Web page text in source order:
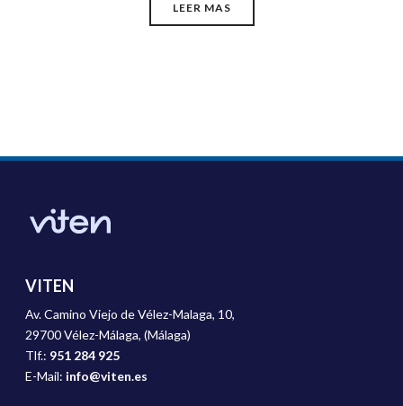
LEER MAS
VITEN
Av. Camino Viejo de Vélez-Malaga, 10,
29700 Vélez-Málaga, (Málaga)
Tlf.: 951 284 925
E-Mail: info@viten.es